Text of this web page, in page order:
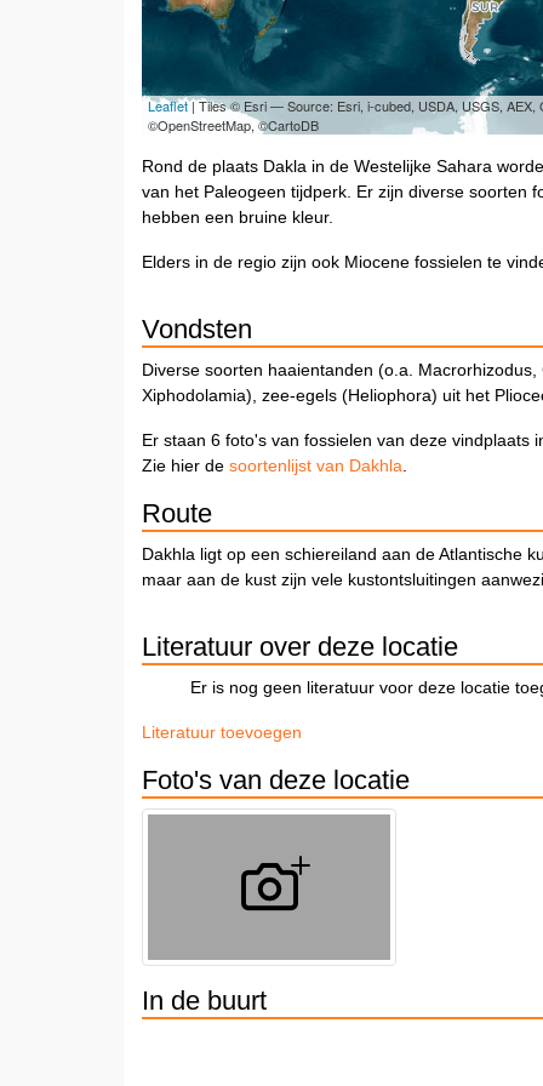
Leaflet| Tiles © Esri — Source: Esri, i-cubed, USDA, USGS, AEX,
©OpenStreetMap, ©CartoDB
Rond de plaats Dakla in de Westelijke Sahara
van het Paleogeen tijdperk. Er zijn diverse soorten
hebben een bruine kleur.
Elders in de regio zijn ook Miocene fossielen te
Vondsten
Diverse soorten haaientanden (o.a.
Xiphodolamia), zee-egels (Heliophora) uit het
Er staan 6 foto's van fossielen van deze vindplaats
Zie hier de soortenlijst van Dakhla
Route
Dakhla ligt op een schiereiland aan de Atlantische
maar aan de kust zijn vele kustontsluitingen
Literatuur over deze locatie
Er is nog geen literatuur voor deze locatie
Literatuur toevoegen
Foto's van deze locatie
In de buurt